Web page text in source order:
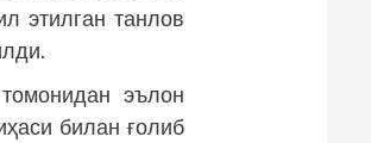
этилган танлов
эълон
билан ғолиб